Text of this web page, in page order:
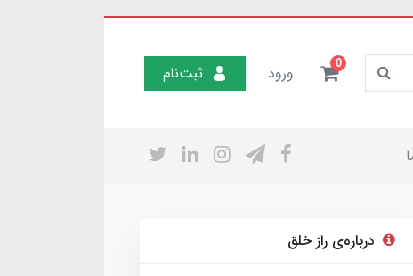
0 ورود ثبت‌نام
درباره‌ی راز خلق